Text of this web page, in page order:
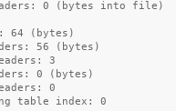
0 (bytes into file)
64 (bytes)
56 (bytes)
3
0 (bytes)
0
table index: 0